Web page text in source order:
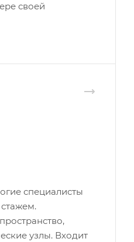
своей
специалисты
узлы. Входит